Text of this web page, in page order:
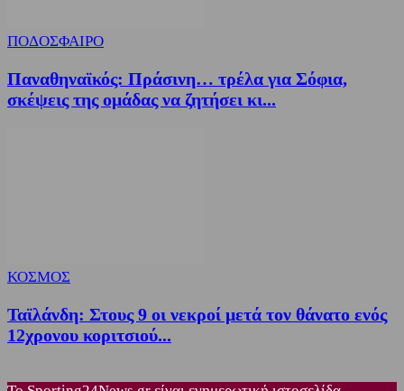
ΠΟΔΟΣΦΑΙΡΟ
Παναθηναϊκός: Πράσινη… τρέλα για Σόφια,
σκέψεις της ομάδας να ζητήσει κι...
ΚΟΣΜΟΣ
Ταϊλάνδη: Στους 9 οι νεκροί μετά τον θάνατο ενός
12χρονου κοριτσιού...